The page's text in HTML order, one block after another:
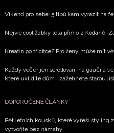
Víkend pro sebe: 5 tipů kam vyrazit na
Nejvíc cool žabky léta přímo z Kodaně.
Kreatin po třicítce? Pro ženy může mít
Každý večer jen scrollování na gauči a
které uklidíte dům i zažehnete starou
DOPORUČENÉ ČLÁNKY
Pět letních kousků, které vyřeší styling
vytvoříte bez námahy